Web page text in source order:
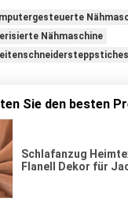
Nähmaschine
Sie den besten
Schlafanzug
Flanell Dekor für